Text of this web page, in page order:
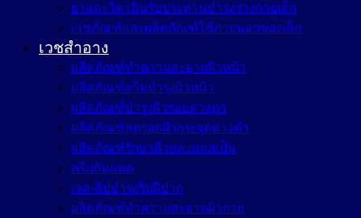
ยาและวิตามินรับประทานบำรุงร่างกายเด็ก
เวชภัณฑ์และผลิตภัณฑ์ใช้ภายนอกของเด็ก
เวชสำอาง
ผลิตภัณฑ์ทำความสะอาดผิวหน้า
ผลิตภัณฑ์ครีมบำรุงผิวหน้า
ผลิตภัณฑ์บำรุงผิวรอบดวงตา
ผลิตภัณฑ์ลดรอยฝ้ากระจุดด่างดำ
ผลิตภัณฑ์รักษาสิวและแผลเป็น
ครีมกันแดด
เจล-ลิปบำรุงริมฝีปาก
ผลิตภัณฑ์ทำความสะอาดผิวกาย